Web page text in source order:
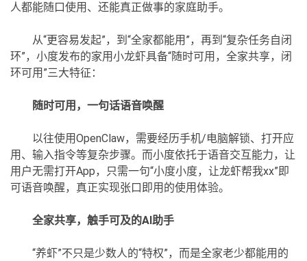
人都能随口使用、还能真正做事的家庭助手。
从“更容易发起”，到“全家都能用”，再到“复杂任务自闭
环”，小度发布的家用小龙虾具备“随时可用，全家共享，闭
环可用”三大特征：
随时可用，一句话语音唤醒
以往使用OpenClaw，需要经历手机/电脑解锁、打开应
用、输入指令等复杂步骤。而小度依托于语音交互能力，让
用户无需打开App，只需一句“小度小度，让龙虾帮我xx”即
可语音唤醒，真正实现张口即用的使用体验。
全家共享，触手可及的AI助手
“养虾”不只是少数人的“特权”，而是全家老少都能用的